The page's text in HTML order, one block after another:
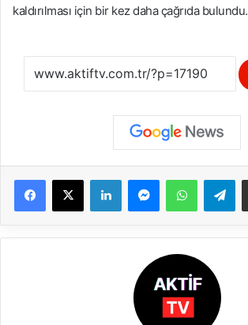
kaldırılması için bir kez daha çağrıda bulundu.
Telegram